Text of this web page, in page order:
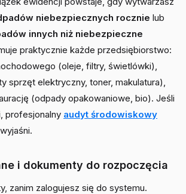
niebezpiecznych rocznie lub
innych niż niebezpieczne
praktycznie każde przedsiębiorstwo:
(oleje, filtry, świetlówki),
sprzęt elektryczny, toner, makulatura),
(odpady opakowaniowe, bio). Jeśli
profesjonalny audyt środowiskowy
i dokumenty do rozpoczęcia
zanim zalogujesz się do systemu.